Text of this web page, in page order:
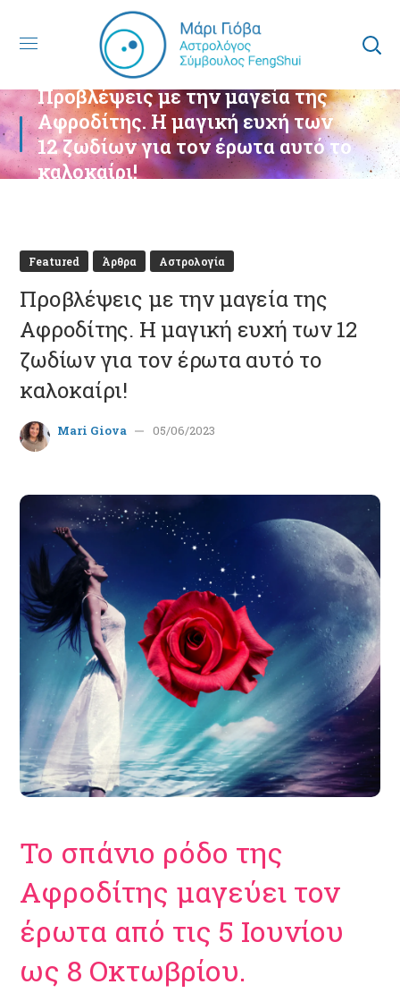
Προβλέψεις με την μαγεία της
Αφροδίτης. Η μαγική ευχή των
12 ζωδίων για τον έρωτα αυτό το
καλοκαίρι!
Featured Άρθρα Αστρολογία
Προβλέψεις με την μαγεία της
Αφροδίτης. Η μαγική ευχή των 12
ζωδίων για τον έρωτα αυτό το
καλοκαίρι!
Mari Giova 05/06/2023
Το σπάνιο ρόδο της
Αφροδίτης μαγεύει τον
έρωτα από τις 5 Ιουνίου
ως 8 Οκτωβρίου.